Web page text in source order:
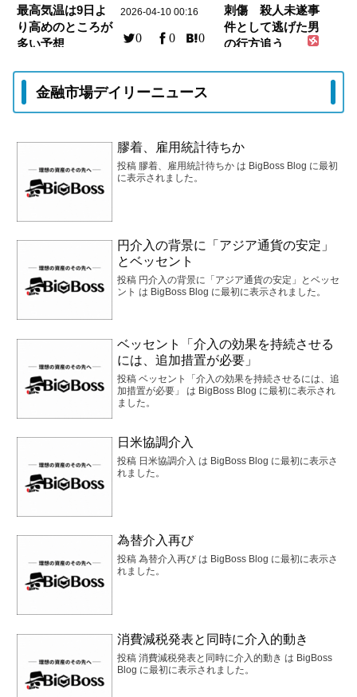
最高気温は9日よ
り高めのところが
多い予想
0 0 0
2026-04-10 00:16
0 0 0
刺傷 殺人未遂事
件として逃げた男
の行方追う
金融市場デイリーニュース
膠着、雇用統計待ちか
投稿 膠着、雇用統計待ちか は BigBoss Blog に最初
に表示されました。
円介入の背景に「アジア通貨の安定」
とベッセント
投稿 円介入の背景に「アジア通貨の安定」とベッセ
ント は BigBoss Blog に最初に表示されました。
ベッセント「介入の効果を持続させる
には、追加措置が必要」
投稿 ベッセント「介入の効果を持続させるには、追
加措置が必要」 は BigBoss Blog に最初に表示され
ました。
日米協調介入
投稿 日米協調介入 は BigBoss Blog に最初に表示さ
れました。
為替介入再び
投稿 為替介入再び は BigBoss Blog に最初に表示さ
れました。
消費減税発表と同時に介入的動き
投稿 消費減税発表と同時に介入的動き は BigBoss
Blog に最初に表示されました。